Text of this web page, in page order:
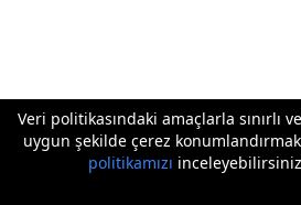
Veri politikasındaki amaçlarla sınırlı
uygun şekilde çerez
politikamızı